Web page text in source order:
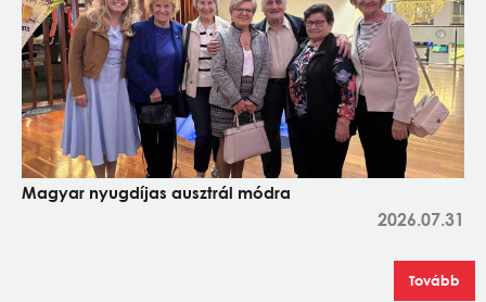
Magyar nyugdíjas ausztrál módra
2026.07.31
Tovább